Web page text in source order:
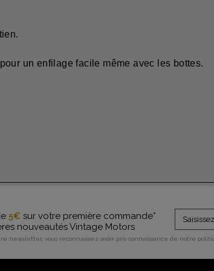
un enfilage facile même avec les bottes.
5€ sur votre première commande*
nouveautés Vintage Motors
newsletter, vous reconnaissez avoir pris connaissance de notre